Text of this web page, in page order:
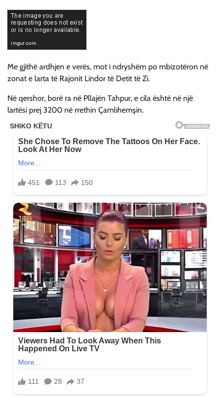
Me gjithë ardhjen e verës, mot i ndryshëm po mbizotëron në
zonat e larta të Rajonit Lindor të Detit të Zi.
Në qershor, borë ra në Pllajën Tahpur, e cila është në një
lartësi prej 3200 në rrethin Çamlıhemşin.